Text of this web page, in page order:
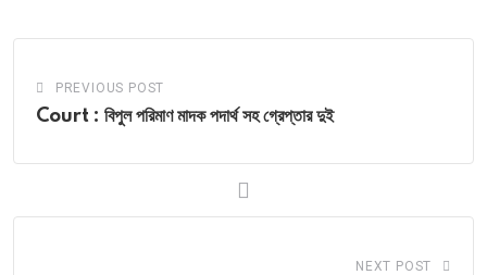
PREVIOUS POST
Court : বিপুল পরিমাণ মাদক পদার্থ সহ গ্রেপ্তার দুই
NEXT POST